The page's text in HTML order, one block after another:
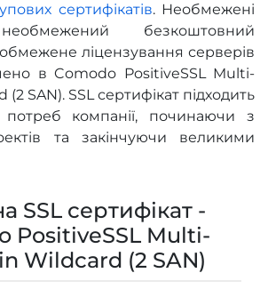
сертифікатів. Необмежені
безкоштовний
ліцензування серверів
в Comodo PositiveSSL Multi-
SAN). SSL сертифікат підходить
компанії, починаючи з
та закінчуючи великими
SSL сертифікат -
PositiveSSL Multi-
Wildcard (2 SAN)